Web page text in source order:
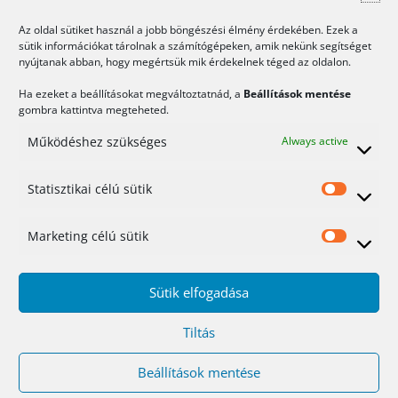
Az oldal sütiket használ a jobb böngészési élmény érdekében. Ezek a
sütik információkat tárolnak a számítógépeken, amik nekünk segítséget
nyújtanak abban, hogy megértsük mik érdekelnek téged az oldalon.
Ha ezeket a beállításokat megváltoztatnád, a Beállítások mentése
gombra kattintva megteheted.
Működéshez szükséges Always active
Statisztikai célú sütik
célú
sütik
Marketing célú sütik
célú
sütik
Sütik elfogadása
Tiltás
Beállítások mentése
de
annál
jobb
sorozat újabb darabját mutatnám be
nektek, ez nem más mint a Nicepage.
éllovasának tartja. Ez a visual
pagebuilder plugin nem csak
WordPress-hez érhető el, de önálló